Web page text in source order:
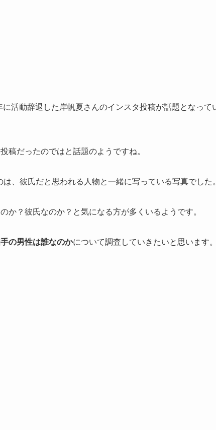
活動辞退した岸帆夏さんのインスタ投稿が話題となって
稿だったのではと話題のようですね。
、彼氏だと思われる人物と一緒に写っている写真でした。
か？彼氏なのか？と気になる方が多くいるようです。
の男性は誰なのかについて調査していきたいと思います。